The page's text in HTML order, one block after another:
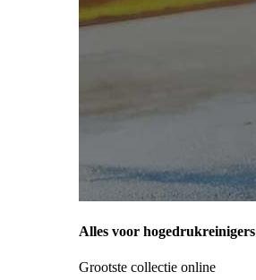
Alles voor hogedrukreinigers
Grootste collectie online